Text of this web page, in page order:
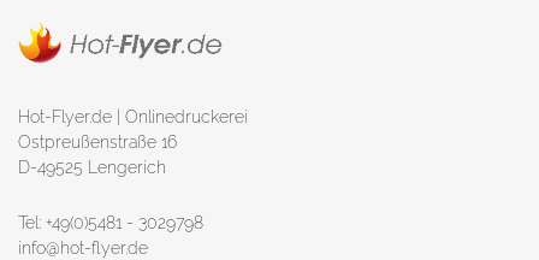
Hot-Flyer.de | Onlinedruckerei
Ostpreußenstraße 16
D-49525 Lengerich
Tel: +49(0)5481 - 3029798
info@hot-flyer.de